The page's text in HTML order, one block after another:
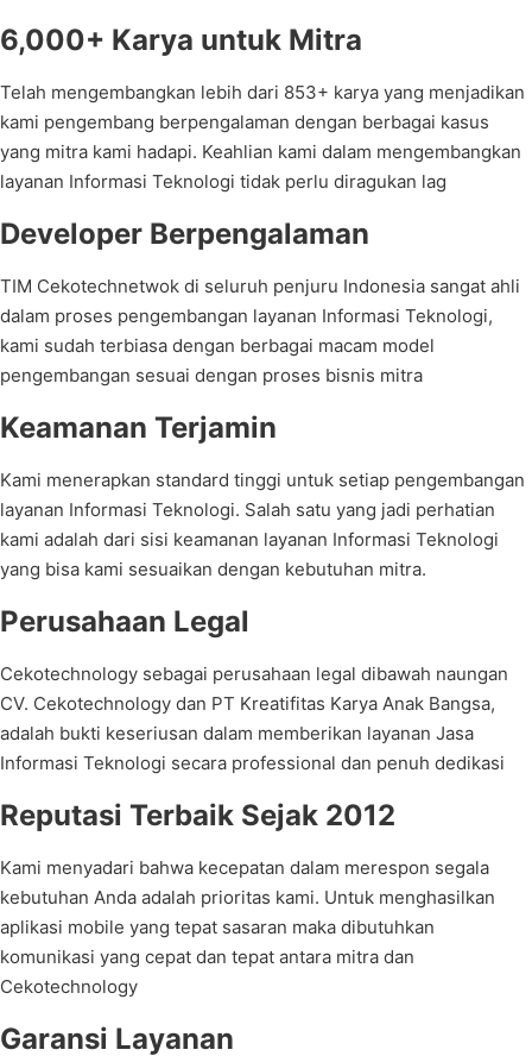
6,000+ Karya untuk Mitra
Telah mengembangkan lebih dari 853+ karya yang menjadikan
kami pengembang berpengalaman dengan berbagai kasus
yang mitra kami hadapi. Keahlian kami dalam mengembangkan
layanan Informasi Teknologi tidak perlu diragukan lag
Developer Berpengalaman
TIM Cekotechnetwok di seluruh penjuru Indonesia sangat ahli
dalam proses pengembangan layanan Informasi Teknologi,
kami sudah terbiasa dengan berbagai macam model
pengembangan sesuai dengan proses bisnis mitra
Keamanan Terjamin
Kami menerapkan standard tinggi untuk setiap pengembangan
layanan Informasi Teknologi. Salah satu yang jadi perhatian
kami adalah dari sisi keamanan layanan Informasi Teknologi
yang bisa kami sesuaikan dengan kebutuhan mitra.
Perusahaan Legal
Cekotechnology sebagai perusahaan legal dibawah naungan
CV. Cekotechnology dan PT Kreatifitas Karya Anak Bangsa,
adalah bukti keseriusan dalam memberikan layanan Jasa
Informasi Teknologi secara professional dan penuh dedikasi
Reputasi Terbaik Sejak 2012
Kami menyadari bahwa kecepatan dalam merespon segala
kebutuhan Anda adalah prioritas kami. Untuk menghasilkan
aplikasi mobile yang tepat sasaran maka dibutuhkan
komunikasi yang cepat dan tepat antara mitra dan
Cekotechnology
Garansi Layanan